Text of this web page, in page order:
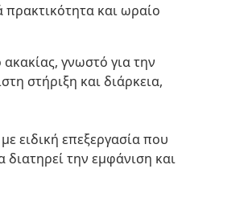
πρακτικότητα και ωραίο
γνωστό για την
στήριξη και διάρκεια,
ειδική επεξεργασία που
την εμφάνιση και